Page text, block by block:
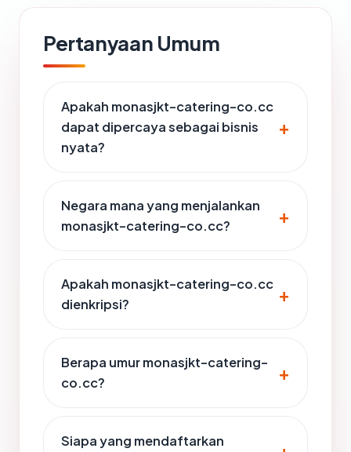
Pertanyaan Umum
Apakah monasjkt-catering-co.cc
dapat dipercaya sebagai bisnis
nyata?
Negara mana yang menjalankan
monasjkt-catering-co.cc?
Apakah monasjkt-catering-co.cc
dienkripsi?
Berapa umur monasjkt-catering-
co.cc?
Siapa yang mendaftarkan